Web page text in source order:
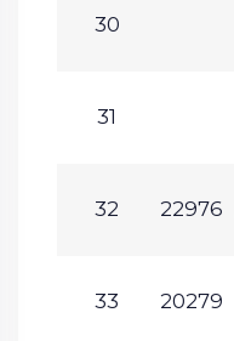
30
31
32 22976
33 20279